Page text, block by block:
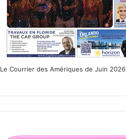
Le Courrier des Amériques de Juin 2026